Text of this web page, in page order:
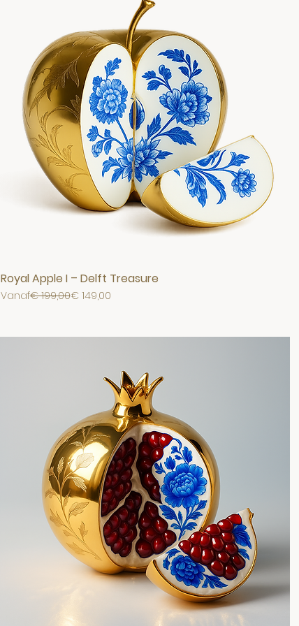
Royal Apple I – Delft Treasure
Vanaf
Normale prijs
€ 199,00€ 149,00
Verkoopprijs